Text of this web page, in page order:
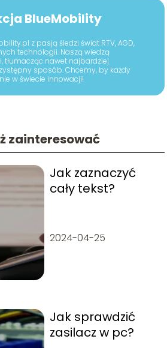
BlueMobility
z pasją śledzi świat RTV, AGD,
technologii. Naszą wiedzą
tłumacząc nawet najbardziej
sposób. Chcemy, by każdy
w świecie innowacji!
zainteresować
Jak zaznaczyć
cały tekst?
2024-04-25
Jak sprawdzić
zasilacz w pc?